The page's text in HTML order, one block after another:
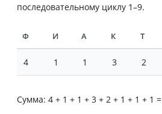
последовательному циклу 1–9.
Ф И А К Т
4 1 1 3 2
Сумма: 4 + 1 + 1 + 3 + 2 + 1 + 1 + 1 =